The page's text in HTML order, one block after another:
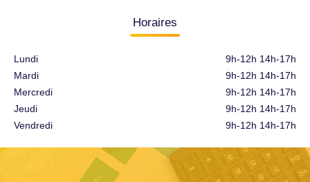
Horaires
Lundi
Mardi
Mercredi
Jeudi
Vendredi
9h-12h 14h-17h
9h-12h 14h-17h
9h-12h 14h-17h
9h-12h 14h-17h
9h-12h 14h-17h